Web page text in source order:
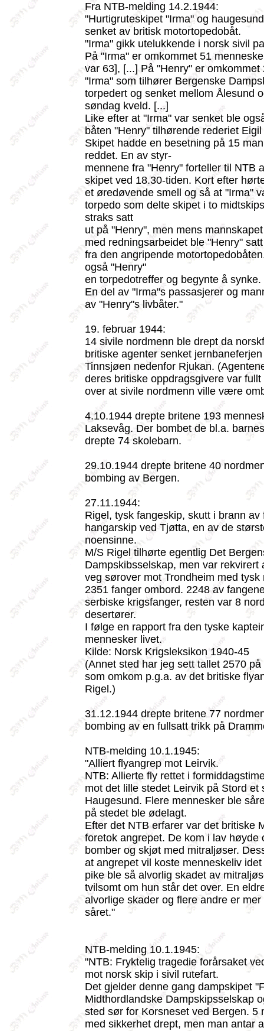
Fra NTB-melding 14.2.1944:
"Hurtigruteskipet "Irma" og
senket av britisk motortopedobåt.
"Irma" gikk utelukkende i norsk sivil
På "Irma" er omkommet 51
var 63], [...] På "Henry" er omkommet
"Irma" som tilhører Bergenske
torpedert og senket mellom Ålesund
søndag kveld. [...]
Like efter at "Irma" var senket ble
båten "Henry" tilhørende rederiet
Skipet hadde en besetning på 15
reddet. En av styr-
mennene fra "Henry" forteller til NTB
skipet ved 18.30-tiden. Kort efter
et øredøvende smell og så at "Irma"
torpedo som delte skipet i to
straks satt
ut på "Henry", men mens
med redningsarbeidet ble "Henry"
fra den angripende
også "Henry"
en torpedotreffer og begynte å synke.
En del av "Irma"s passasjerer og
av "Henry"s livbåter."
19. februar 1944:
14 sivile nordmenn ble drept da
britiske agenter senket
Tinnsjøen nedenfor Rjukan.
deres britiske oppdragsgivere var fullt
over at sivile nordmenn ville være
4.10.1944 drepte britene 193
Laksevåg. Der bombet de bl.a.
drepte 74 skolebarn.
29.10.1944 drepte britene 40
bombing av Bergen.
27.11.1944:
Rigel, tysk fangeskip, skutt i brann av
hangarskip ved Tjøtta, en av de
noensinne.
M/S Rigel tilhørte egentlig Det
Dampskibsselskap, men var rekvirert
veg sørover mot Trondheim med tysk
2351 fanger ombord. 2248 av
serbiske krigsfanger, resten var 8
desertører.
I følge en rapport fra den tyske
mennesker livet.
Kilde: Norsk Krigsleksikon 1940-45
(Annet sted har jeg sett tallet 2570
som omkom p.g.a. av det britiske
Rigel.)
31.12.1944 drepte britene 77
bombing av en fullsatt trikk på
NTB-melding 10.1.1945:
"Alliert flyangrep mot Leirvik.
NTB: Allierte fly rettet i
mot det lille stedet Leirvik på Stord et
Haugesund. Flere mennesker ble
på stedet ble ødelagt.
Efter det NTB erfarer var det britiske
foretok angrepet. De kom i lav høyde
bomber og skjøt med mitraljøser.
at angrepet vil koste menneskeliv
pike ble så alvorlig skadet av
tvilsomt om hun står det over. En
alvorlige skader og flere andre er
såret."
NTB-melding 10.1.1945:
"NTB: Fryktelig tragedie forårsaket
mot norsk skip i sivil rutefart.
Det gjelder denne gang dampskipet
Midthordlandske Dampskipsselskap
sted sør for Korsneset ved Bergen. 5
med sikkerhet drept, men man antar